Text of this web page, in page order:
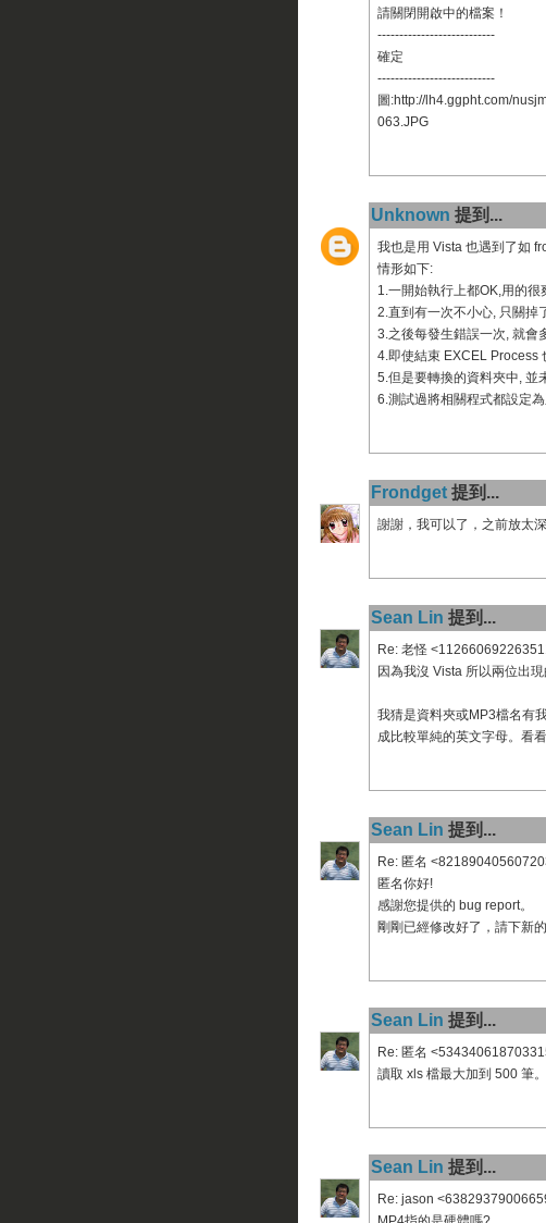
請關閉開啟中的檔案！
---------------------------
確定
---------------------------
圖:http://lh4.ggpht.com/
063.JPG
Unknown 提到...
我也是用 Vista 也遇到了如
情形如下:
1.一開始執行上都OK,用的很
2.直到有一次不小心, 只關掉
3.之後每發生錯誤一次, 就會
4.即使結束 EXCEL Process
5.但是要轉換的資料夾中, 並
6.測試過將相關程式都設定
Frondget提到...
謝謝，我可以了，之前放太
Sean Lin 提到...
Re: 老怪
因為我沒 Vista 所以兩位出
我猜是資料夾或MP3檔名有
成比較單純的英文字母。看看
Sean Lin 提到...
Re: 匿名
匿名你好!
感謝您提供的 bug report。
剛剛已經修改好了，請下新的
Sean Lin 提到...
Re: 匿名
讀取 xls 檔最大加到 500 筆
Sean Lin 提到...
Re: jason